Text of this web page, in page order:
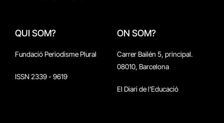
QUI SOM?
Fundació Periodisme Plural
ISSN 2339 - 9619
ON SOM?
Carrer Bailén 5, principal.
08010, Barcelona
El Diari de l'Educació